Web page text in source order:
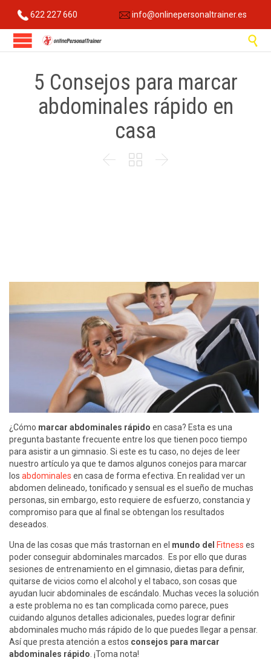
622 227 660 info@onlinepersonaltrainer.es

5 Consejos para marcar
abdominales rápido en
casa
  
¿Cómo marcar abdominales rápido en casa? Esta es una
pregunta bastante frecuente entre los que tienen poco tiempo
para asistir a un gimnasio. Si este es tu caso, no dejes de leer
nuestro artículo ya que te damos algunos conejos para marcar
los abdominales en casa de forma efectiva. En realidad ver un
abdomen delineado, tonificado y sensual es el sueño de muchas
personas, sin embargo, esto requiere de esfuerzo, constancia y
compromiso para que al final se obtengan los resultados
deseados.
Una de las cosas que más trastornan en el mundo del Fitness es
poder conseguir abdominales marcados. Es por ello que duras
sesiones de entrenamiento en el gimnasio, dietas para definir,
quitarse de vicios como el alcohol y el tabaco, son cosas que
ayudan lucir abdominales de escándalo. Muchas veces la solución
a este problema no es tan complicada como parece, pues
cuidando algunos detalles adicionales, puedes lograr definir
abdominales mucho más rápido de lo que puedes llegar a pensar.
Así que presta atención a estos consejos para marcar
abdominales rápido. ¡Toma nota!